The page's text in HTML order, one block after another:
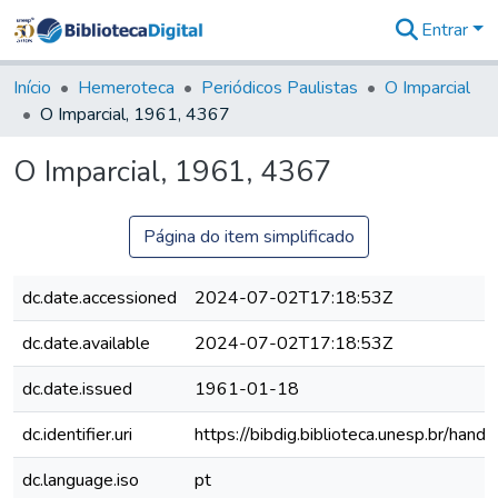
&
Coleções
Tudo na
Digital
Entrar
Início Hemeroteca Periódicos Paulistas
O Imparcial
O Imparcial, 1961, 4367
O Imparcial, 1961, 4367
Página do item simplificado
dc.date.accessioned
2024-07-02T17:18:53Z
dc.date.available
2024-07-02T17:18:53Z
dc.date.issued
1961-01-18
dc.identifier.uri
https://bibdig.biblioteca.unesp.br/
dc.language.iso
pt